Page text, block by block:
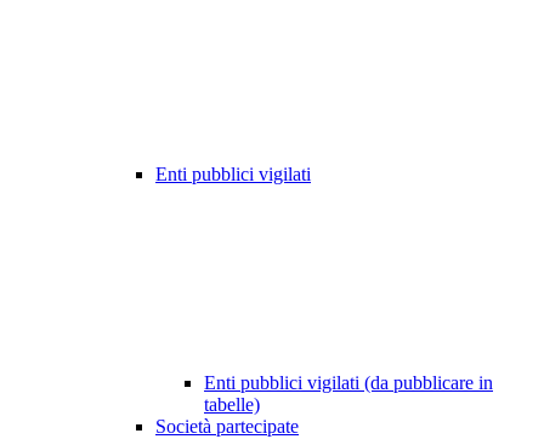
Enti pubblici vigilati
Enti pubblici vigilati (da pubblicare in
tabelle)
Società partecipate